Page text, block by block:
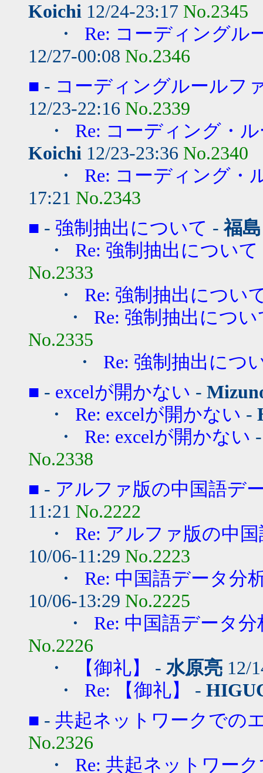
Koichi 12/24-23:17 No.2345
・ Re: コーディングル
12/27-00:08 No.2346
■ - コーディングルールフ
12/23-22:16 No.2339
・ Re: コーディング・
Koichi 12/23-23:36 No.2340
・ Re: コーディング・
17:21 No.2343
■ - 強制抽出について -福島
・ Re: 強制抽出について
No.2333
・ Re: 強制抽出につい
・ Re: 強制抽出につい
No.2335
・ Re: 強制抽出につ
■ - excelが開かない -
・ Re: excelが開かない -
・ Re: excelが開かない
No.2338
■ - アルファ版の中国語デ
11:21 No.2222
・ Re: アルファ版の中
10/06-11:29 No.2223
・ Re: 中国語データ分
10/06-13:29 No.2225
・ Re: 中国語データ
No.2226
・
【御礼】 - 水原亮 12/
・ Re: 【御礼】 -
■ - 共起ネットワークでの
No.2326
・ Re: 共起ネットワー